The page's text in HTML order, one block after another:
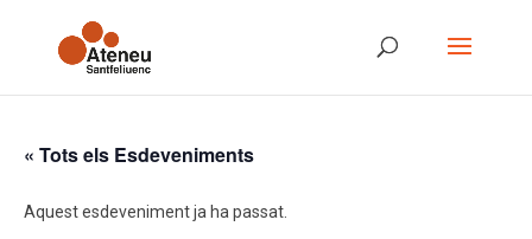
« Tots els Esdeveniments
Aquest esdeveniment ja ha passat.